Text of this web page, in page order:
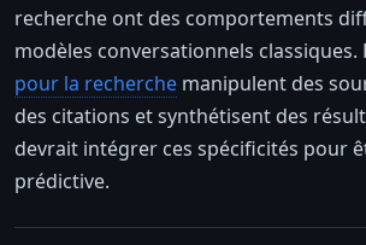
recherche ont des comportements
modèles conversationnels classiques.
pour la recherche manipulent des
des citations et synthétisent des
devrait intégrer ces spécificités pour
prédictive.